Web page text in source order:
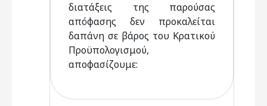
διατάξεις της παρούσας
απόφασης δεν προκαλείται
δαπάνη σε βάρος του Κρατικού
Προϋπολογισμού,
αποφασίζουμε: